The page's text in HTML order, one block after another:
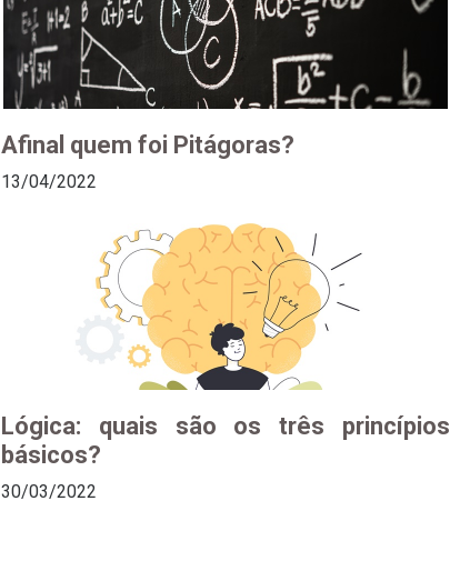
Afinal quem foi Pitágoras?
13/04/2022
Lógica: quais são os três princípios
básicos?
30/03/2022